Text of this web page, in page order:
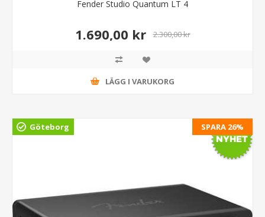
Fender Studio Quantum LT 4
1.690,00 kr 2.300,00 kr
LÄGG I VARUKORG
SPARA 26%
Göteborg